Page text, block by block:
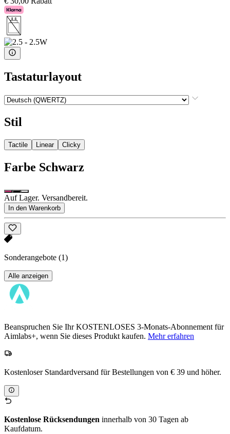
Tastaturlayout
Stil
Tactile Linear Clicky
Farbe Schwarz
Auf Lager. Versandbereit.
In den Warenkorb
Sonderangebote (1)
Alle anzeigen
Beanspruchen Sie Ihr KOSTENLOSES 3-Monats-Abonnement für
Aimlabs+, wenn Sie dieses Produkt kaufen. Mehr erfahren
Kostenloser Standardversand für Bestellungen von € 39 und höher.
Kostenlose Rücksendungen innerhalb von 30 Tagen ab
Kaufdatum.